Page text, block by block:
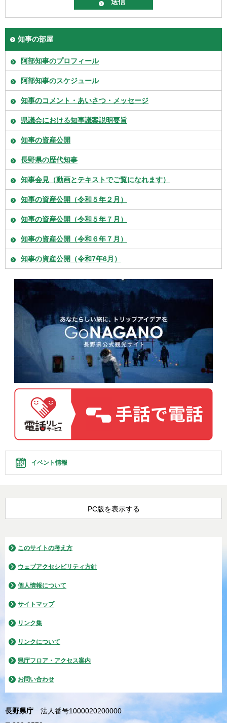
知事の部屋
阿部知事のプロフィール
阿部知事のスケジュール
知事のコメント・あいさつ・メッセージ
県議会における知事議案説明要旨
知事の資産公開
長野県の歴代知事
知事会見（動画とテキストでご覧になれます）
知事の資産公開（令和５年２月）
知事の資産公開（令和５年７月）
知事の資産公開（令和６年７月）
知事の資産公開（令和7年6月）
イベント情報
PC版を表示する
このサイトの考え方
ウェブアクセシビリティ方針
個人情報について
サイトマップ
リンク集
リンクについて
県庁フロア・アクセス案内
お問い合わせ
長野県庁
法人番号1000020200000